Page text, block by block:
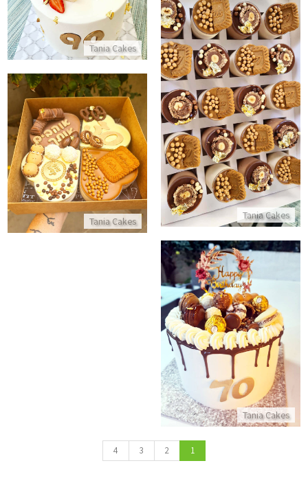
Tania Cakes
התקשר/י
Tania Cakes
מארז קינוחי כוסות
התקשר/י
Tania Cakes
מארז לבבות מתנה
התקשר/י
Tania Cakes
עוגת טפטופים עם ממתקים יום הולדת שמח
התקשר/י
1
2
3
4